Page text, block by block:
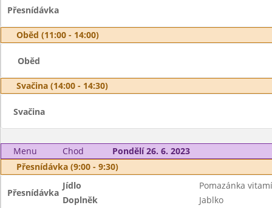
Přesnídávka
Oběd (11:00 - 14:00)
Oběd
Svačina (14:00 - 14:30)
Svačina
Menu Chod
Pondělí 26. 6. 2023
Přesnídávka (9:00 - 9:30)
Přesnídávka
Jídlo
Pomazánka
Doplněk
Jablko